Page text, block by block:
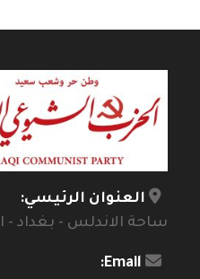
العنوان الرئيسي:
ساحة الاندلس - بغداد -
Email: